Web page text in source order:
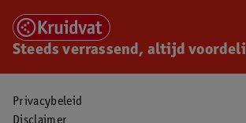
Steeds verrassend, altijd
Privacybeleid